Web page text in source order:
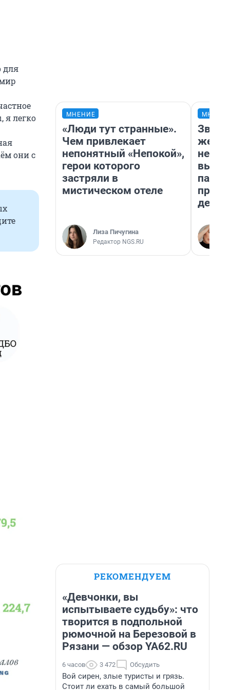
для
я легко
они с
МНЕНИЕ
«Люди тут странные».
Чем привлекает
непонятный «Непокой»,
герои которого
застряли в
мистическом отеле
Лиза Пичугина
Редактор NGS.RU
день
РЕКОМЕНДУЕМ
«Девчонки, вы
испытываете судьбу»: что
творится в подпольной
рюмочной на Березовой в
Рязани — обзор YA62.RU
6 часов 3 472 Обсудить
Вой сирен, злые туристы и грязь.
Стоит ли ехать в самый большой